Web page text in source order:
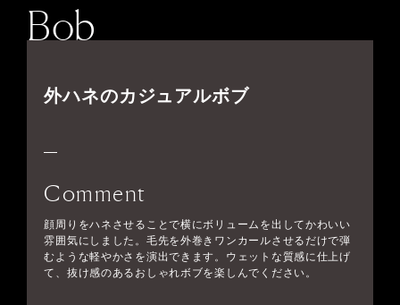
Bob
外ハネのカジュアルボブ
Comment
顔周りをハネさせることで横にボリュームを出してかわいい
雰囲気にしました。毛先を外巻きワンカールさせるだけで弾
むような軽やかさを演出できます。ウェットな質感に仕上げ
て、抜け感のあるおしゃれボブを楽しんでください。